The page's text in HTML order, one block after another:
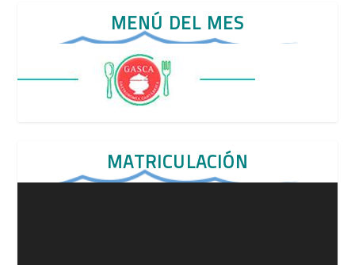
MENÚ DEL MES
MATRICULACIÓN